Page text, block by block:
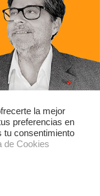
la mejor
preferencias en
tu consentimiento
de Cookies